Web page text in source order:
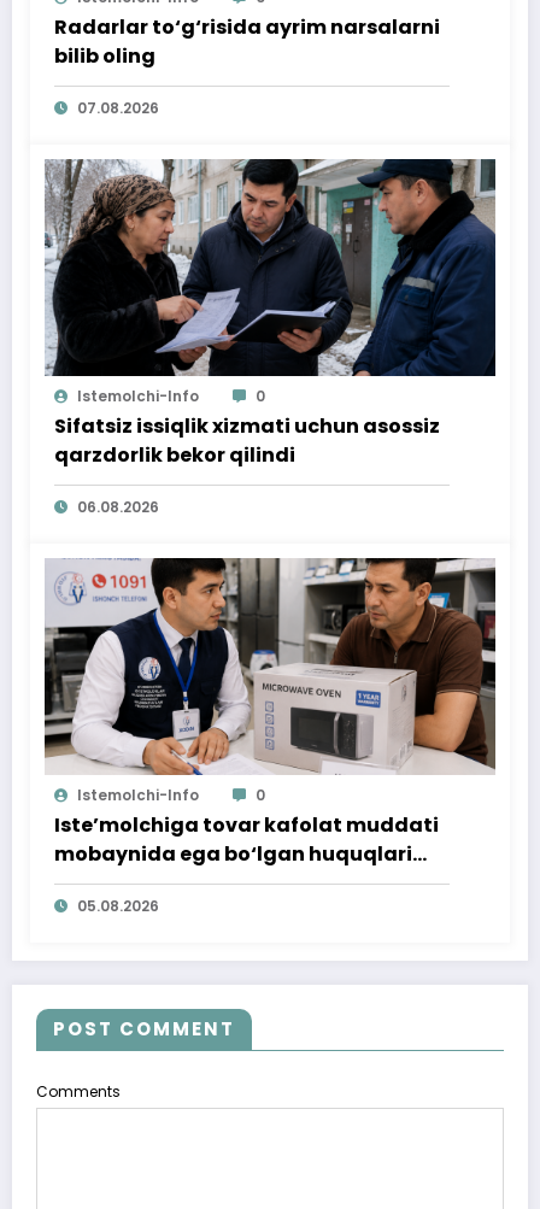
Radarlar to‘g‘risida ayrim narsalarni
bilib oling
07.08.2026
Istemolchi-Info 0
Sifatsiz issiqlik xizmati uchun asossiz
qarzdorlik bekor qilindi
06.08.2026
Istemolchi-Info 0
Iste’molchiga tovar kafolat muddati
mobaynida ega bo‘lgan huquqlari
ta’minlab berildi
05.08.2026
POST COMMENT
Comments